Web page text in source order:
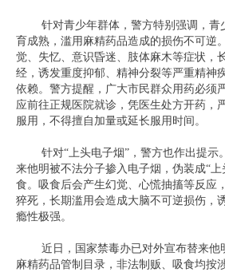
针对青少年群体，警方特别强调，青
育成熟，滥用麻精药品造成的损伤不可逆
觉、失忆、意识昏迷、肢体麻木等症状，
经，诱发重度抑郁、精神分裂等严重精神
依赖。警方提醒，广大市民群众用药必须
应前往正规医院就诊，凭医生处方开药，
服用，不得擅自加量或延长服用时间。
针对“上头电子烟”，警方也作出提示
来他明被不法分子掺入电子烟，伪装成“上
食。吸食后会产生幻觉、心慌抽搐等反应
猝死，长期滥用会造成大脑不可逆损伤，
瘾性极强。
近日，国家禁毒办已对外宣布替来他
麻精药品管制目录，非法制贩、吸食均按